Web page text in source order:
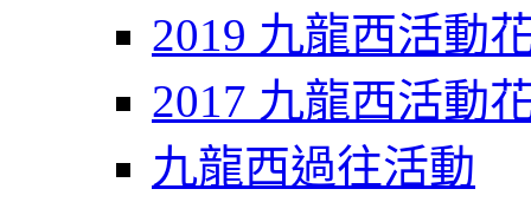
2019 九龍西活動
2017 九龍西活動
九龍西過往活動